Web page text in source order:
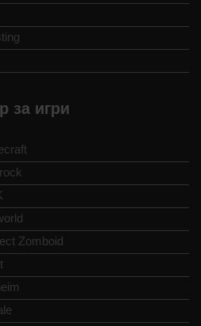
за игри
Zomboid